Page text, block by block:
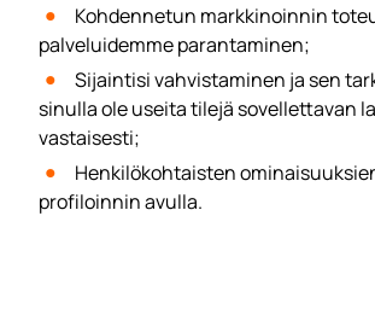
Kohdennetun markkinoinnin
palveluidemme parantaminen;
Sijaintisi vahvistaminen ja sen
sinulla ole useita tilejä sovellettavan
vastaisesti;
Henkilökohtaisten
profiloinnin avulla.